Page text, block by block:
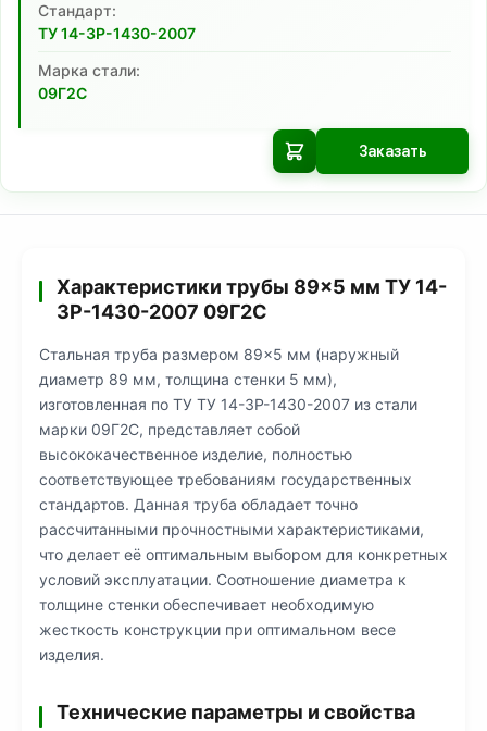
Cтандарт:
ТУ 14-3Р-1430-2007
Марка стали:
09Г2С
Заказать
Характеристики трубы 89×5 мм ТУ 14-
3Р-1430-2007 09Г2С
Стальная труба размером 89×5 мм (наружный
диаметр 89 мм, толщина стенки 5 мм),
изготовленная по ТУ ТУ 14-3Р-1430-2007 из стали
марки 09Г2С, представляет собой
высококачественное изделие, полностью
соответствующее требованиям государственных
стандартов. Данная труба обладает точно
рассчитанными прочностными характеристиками,
что делает её оптимальным выбором для конкретных
условий эксплуатации. Соотношение диаметра к
толщине стенки обеспечивает необходимую
жесткость конструкции при оптимальном весе
изделия.
Технические параметры и свойства